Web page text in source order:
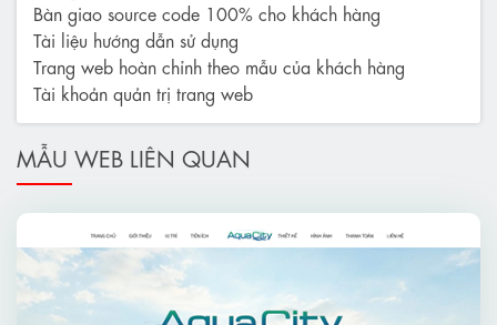
Bàn giao source code 100% cho khách hàng
Tài liệu hướng dẫn sử dụng
Trang web hoàn chỉnh theo mẫu của khách hàng
Tài khoản quản trị trang web
MẪU WEB LIÊN QUAN